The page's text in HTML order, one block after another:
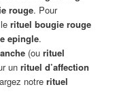
rouge. Pour
rituel bougie rouge
epingle.
(ou rituel
un rituel d’affection
notre rituel